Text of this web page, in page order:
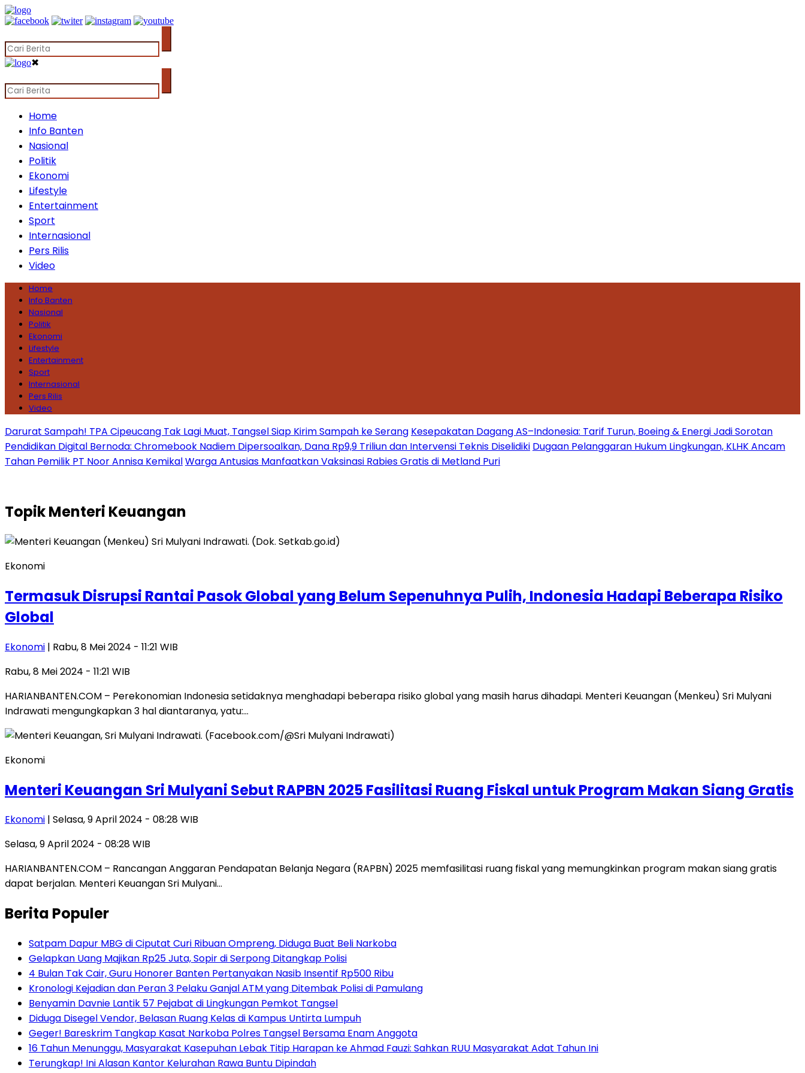
✖
Home
Info Banten
Nasional
Politik
Ekonomi
Lifestyle
Entertainment
Sport
Internasional
Pers Rilis
Video
Home
Info Banten
Nasional
Politik
Ekonomi
Lifestyle
Entertainment
Sport
Internasional
Pers Rilis
Video
Darurat Sampah! TPA Cipeucang Tak Lagi Muat, Tangsel Siap Kirim Sampah ke Serang Kesepakatan Dagang AS–Indonesia: Tarif Turun, Boeing & Energi Jadi Sorotan
Pendidikan Digital Bernoda: Chromebook Nadiem Dipersoalkan, Dana Rp9,9 Triliun dan Intervensi Teknis Diselidiki Dugaan Pelanggaran Hukum Lingkungan, KLHK Ancam
Tahan Pemilik PT Noor Annisa KemikalWarga Antusias Manfaatkan Vaksinasi Rabies Gratis di Metland Puri
TopikMenteri Keuangan
Ekonomi
Termasuk Disrupsi Rantai Pasok Global yang Belum Sepenuhnya Pulih, Indonesia Hadapi Beberapa Risiko
Global
Ekonomi | Rabu, 8 Mei 2024 - 11:21 WIB
Rabu, 8 Mei 2024 - 11:21 WIB
HARIANBANTEN.COM – Perekonomian Indonesia setidaknya menghadapi beberapa risiko global yang masih harus dihadapi. Menteri Keuangan (Menkeu) Sri Mulyani
Indrawati mengungkapkan 3 hal diantaranya, yatu:…
Ekonomi
Menteri Keuangan Sri Mulyani Sebut RAPBN 2025 Fasilitasi Ruang Fiskal untuk Program Makan Siang Gratis
Ekonomi | Selasa, 9 April 2024 - 08:28 WIB
Selasa, 9 April 2024 - 08:28 WIB
HARIANBANTEN.COM – Rancangan Anggaran Pendapatan Belanja Negara (RAPBN) 2025 memfasilitasi ruang fiskal yang memungkinkan program makan siang gratis
dapat berjalan. Menteri Keuangan Sri Mulyani…
Berita Populer
Satpam Dapur MBG di Ciputat Curi Ribuan Ompreng, Diduga Buat Beli Narkoba
Gelapkan Uang Majikan Rp25 Juta, Sopir di Serpong Ditangkap Polisi
4 Bulan Tak Cair, Guru Honorer Banten Pertanyakan Nasib Insentif Rp500 Ribu
Kronologi Kejadian dan Peran 3 Pelaku Ganjal ATM yang Ditembak Polisi di Pamulang
Benyamin Davnie Lantik 57 Pejabat di Lingkungan Pemkot Tangsel
Diduga Disegel Vendor, Belasan Ruang Kelas di Kampus Untirta Lumpuh
Geger! Bareskrim Tangkap Kasat Narkoba Polres Tangsel Bersama Enam Anggota
16 Tahun Menunggu, Masyarakat Kasepuhan Lebak Titip Harapan ke Ahmad Fauzi: Sahkan RUU Masyarakat Adat Tahun Ini
Terungkap! Ini Alasan Kantor Kelurahan Rawa Buntu Dipindah